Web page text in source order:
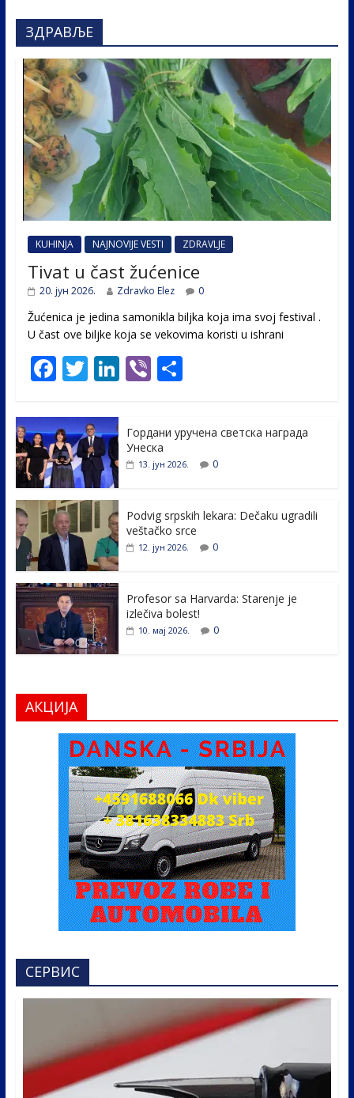
ЗДРАВЉЕ
KUHINJA NAJNOVIJE VESTI ZDRAVLJE
Tivat u čast žućenice
20. јун 2026. Zdravko Elez 0
Žućenica je jedina samonikla biljka koja ima svoj festival .
U čast ovе biljke koja se vekovima koristi u ishrani
F
e
b
o
o
k
T
itt
er
Li
e
dI
Vi S
e
Гордани уручена светска награда
Унеска
13. јун 2026. 0
Podvig srpskih lekara: Dečaku ugradili
veštačko srce
12. јун 2026. 0
Profesor sa Harvarda: Starenje je
izlečiva bolest!
10. мај 2026. 0
АКЦИЈА
СЕРВИС